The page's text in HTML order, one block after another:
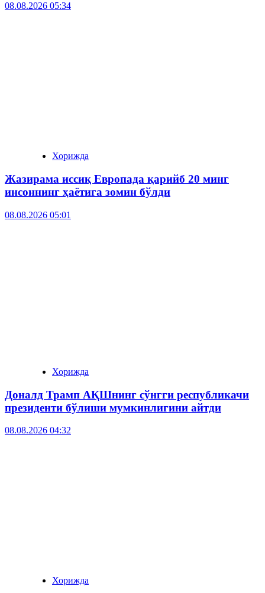
08.08.2026 05:34
Хорижда
Жазирама иссиқ Европада қарийб 20 минг
инсоннинг ҳаётига зомин бўлди
08.08.2026 05:01
Хорижда
Доналд Трамп АҚШнинг сўнгги республикачи
президенти бўлиши мумкинлигини айтди
08.08.2026 04:32
Хорижда